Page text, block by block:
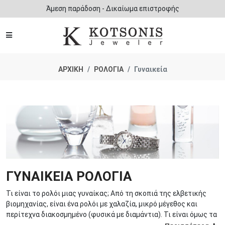
Άμεση παράδοση - Δικαίωμα επιστροφής
ΑΡΧΙΚΗ ΡΟΛΟΓΙΑ Γυναικεία
ΓΥΝΑΙΚΕΙΑ ΡΟΛΟΓΙΑ
Τι είναι το ρολόι μιας γυναίκας; Από τη σκοπιά της ελβετικής
βιομηχανίας, είναι ένα ρολόι με χαλαζία, μικρό μέγεθος και
περίτεχνα διακοσμημένο (φυσικά με διαμάντια). Τι είναι όμως τα